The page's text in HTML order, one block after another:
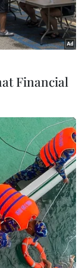
Đức Angela
Lavrov cho
và Thủ
đã điện
đã đề cập
Financial